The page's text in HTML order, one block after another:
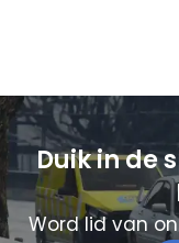
Duik in de
Word lid van